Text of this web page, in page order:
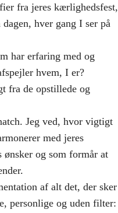
fra jeres kærlighedsfest,
hver gang I ser på
har erfaring med og
hvem, I er?
fra de opstillede og
Jeg ved, hvor vigtigt
med jeres
og som formår at
af alt det, der sker
personlige og uden filter: